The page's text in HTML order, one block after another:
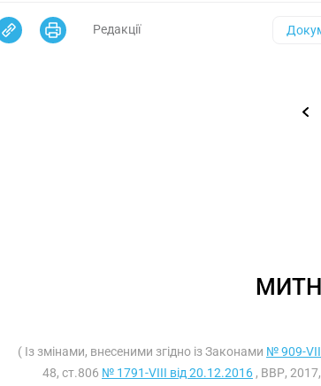
Редакції
( Із змінами, внесеними згідно із Законами № 909-
48, ст.806 № 1791-VIII від 20.12.2016 , ВВР,